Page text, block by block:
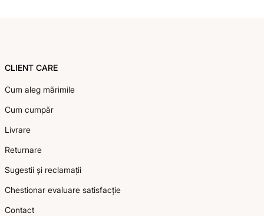
CLIENT CARE
Cum aleg mărimile
Cum cumpăr
Livrare
Returnare
Sugestii și reclamații
Chestionar evaluare satisfacție
Contact